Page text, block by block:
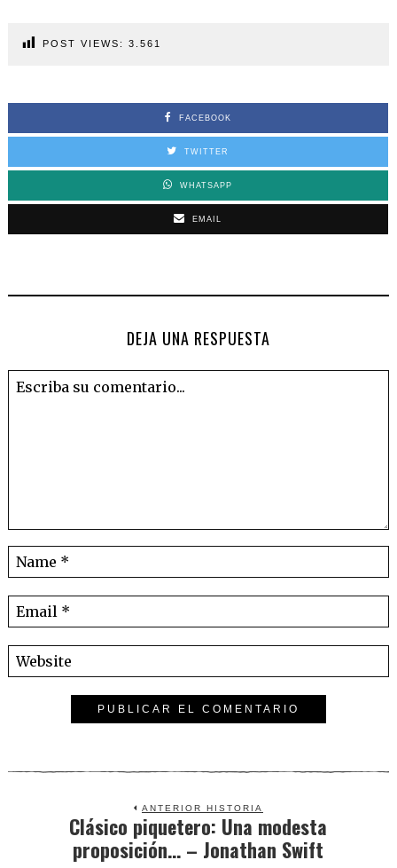
POST VIEWS: 3.561
FACEBOOK
TWITTER
WHATSAPP
EMAIL
DEJA UNA RESPUESTA
ANTERIOR HISTORIA
Previous
post:
Clásico piquetero: Una modesta
proposición… – Jonathan Swift